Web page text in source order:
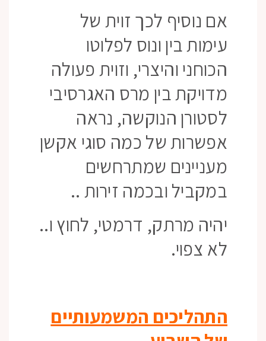
אם נוסיף לכך זוית של
עימות בין ונוס לפלוטו
הכוחני והיצרי, וזוית פעולה
מדויקת בין מרס האגרסיבי
לסטורן הנוקשה, נראה
אפשרות של כמה סוגי אקשן
מעניינים שמתרחשים
במקביל ובכמה זירות ..
יהיה מרתק, דרמטי, לחוץ ו..
לא צפוי.
התהליכים המשמעותיים